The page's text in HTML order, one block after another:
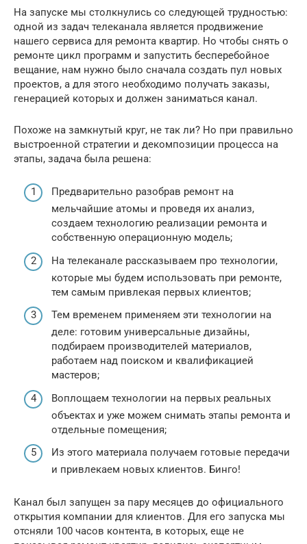
На запуске мы столкнулись со следующей трудностью:
одной из задач телеканала является продвижение
нашего сервиса для ремонта квартир. Но чтобы снять о
ремонте цикл программ и запустить бесперебойное
вещание, нам нужно было сначала создать пул новых
проектов, а для этого необходимо получать заказы,
генерацией которых и должен заниматься канал.
Похоже на замкнутый круг, не так ли? Но при правильно
выстроенной стратегии и декомпозиции процесса на
этапы, задача была решена:
Предварительно разобрав ремонт на
мельчайшие атомы и проведя их анализ,
создаем технологию реализации ремонта и
собственную операционную модель;
На телеканале рассказываем про технологии,
которые мы будем использовать при ремонте,
тем самым привлекая первых клиентов;
Тем временем применяем эти технологии на
деле: готовим универсальные дизайны,
подбираем производителей материалов,
работаем над поиском и квалификацией
мастеров;
Воплощаем технологии на первых реальных
объектах и уже можем снимать этапы ремонта и
отдельные помещения;
Из этого материала получаем готовые передачи
и привлекаем новых клиентов. Бинго!
Канал был запущен за пару месяцев до официального
открытия компании для клиентов. Для его запуска мы
отсняли 100 часов контента, в которых, еще не